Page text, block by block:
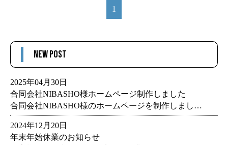
1
NEW POST
2025年04月30日
合同会社NIBASHO様ホームページ制作しました
合同会社NIBASHO様のホームページを制作しました。 NIBASHO様は「もう一つの働く場所をつくる」をコンセプトとして、フリーランスをはじめとして、様々な方に合った働き方を見つけるお手伝いをしています。 NIBASH
2024年12月20日
年末年始休業のお知らせ